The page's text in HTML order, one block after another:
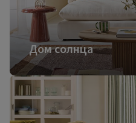
Дом солнца
Французский
коттедж